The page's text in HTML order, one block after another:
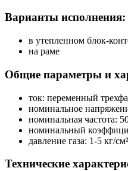
Варианты исполнения:
в утепленном блок-
на раме
Общие параметры и
ток: переменный
номинальное
номинальная частота:
номинальный
давление газа: 1-5 кг/см²
Технические